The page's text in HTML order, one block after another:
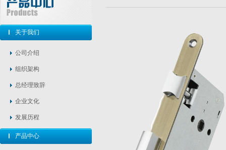
关于我们
公司介绍
组织架构
总经理致辞
企业文化
发展历程
产品中心